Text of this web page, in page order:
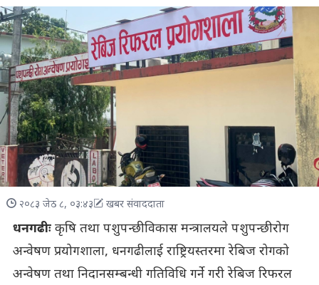
२०८३ जेठ ८, ०३:४३ खबर संवाददाता
धनगढीःकृषि तथा पशुपन्छी विकास मन्त्रालयले पशुपन्छी रोग
अन्वेषण प्रयोगशाला, धनगढीलाई राष्ट्रियस्तरमा रेबिज रोगको
अन्वेषण तथा निदानसम्बन्धी गतिविधि गर्ने गरी रेबिज रिफरल